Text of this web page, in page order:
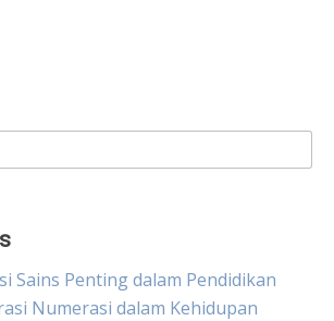
Sains Penting dalam Pendidikan
Numerasi dalam Kehidupan